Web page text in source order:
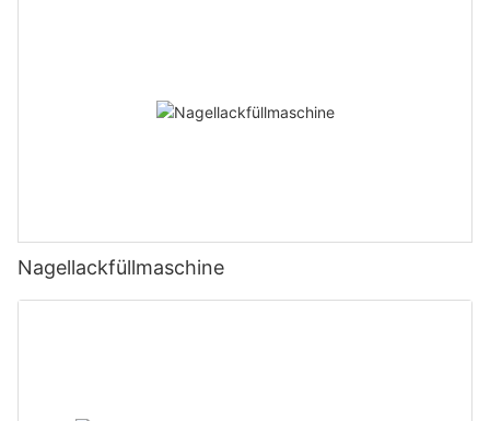
Nagellackfüllmaschine